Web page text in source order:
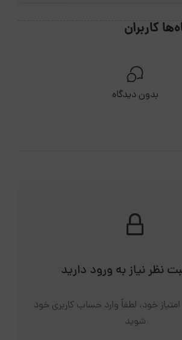
کاربران
بدون دیدگاه
نظر نیاز به ورود دارید
خود، لطفاً وارد حساب کاربری خود
شوید